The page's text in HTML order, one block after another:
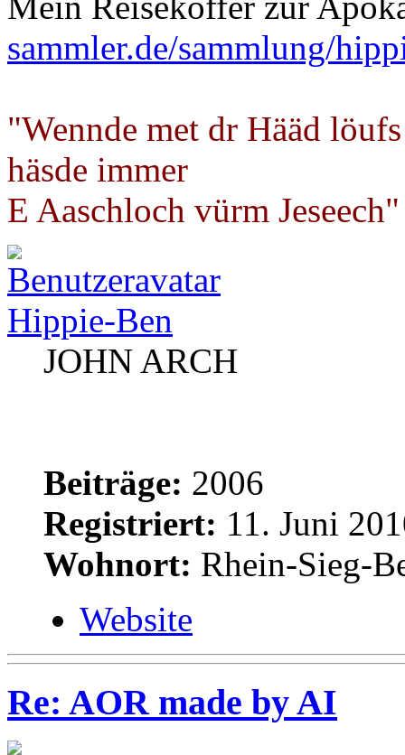
sammler.de/sammlung/
"Wennde met dr Hääd löufs
häsde immer
E Aaschloch vürm Jeseech"
Hippie-Ben
JOHN ARCH
Beiträge: 2006
Registriert: 11. Juni
Wohnort: Rhein-Sieg-
Website
Re: AOR made by AI